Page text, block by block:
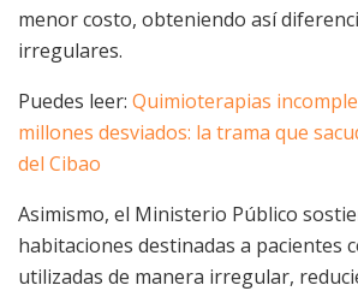
menor costo, obteniendo así
irregulares.
Puedes leer: Quimioterapias
millones desviados: la trama que
del Cibao
Asimismo, el Ministerio Público
habitaciones destinadas a pacientes
utilizadas de manera irregular,